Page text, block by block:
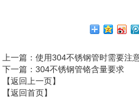
上一篇 ：使用304不锈钢管时需要注
下一篇 ：304不锈钢管铬含量要求
【返回上一页】
【返回首页】